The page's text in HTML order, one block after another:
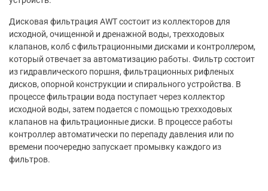
Дисковая фильтрация AWT состоит из коллекторов для
исходной, очищенной и дренажной воды, трехходовых
клапанов, колб с фильтрационными дисками и контроллером,
который отвечает за автоматизацию работы. Фильтр состоит
из гидравлического поршня, фильтрационных рифленых
дисков, опорной конструкции и спирального устройства. В
процессе фильтрации вода поступает через коллектор
исходной воды, затем подается с помощью трехходовых
клапанов на фильтрационные диски. В процессе работы
контроллер автоматически по перепаду давления или по
времени поочередно запускает промывку каждого из
фильтров.